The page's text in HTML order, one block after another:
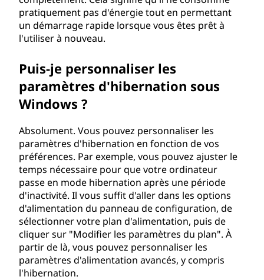
pratiquement pas d'énergie tout en permettant
un démarrage rapide lorsque vous êtes prêt à
l'utiliser à nouveau.
Puis-je personnaliser les
paramètres d'hibernation sous
Windows ?
Absolument. Vous pouvez personnaliser les
paramètres d'hibernation en fonction de vos
préférences. Par exemple, vous pouvez ajuster le
temps nécessaire pour que votre ordinateur
passe en mode hibernation après une période
d'inactivité. Il vous suffit d'aller dans les options
d'alimentation du panneau de configuration, de
sélectionner votre plan d'alimentation, puis de
cliquer sur "Modifier les paramètres du plan". À
partir de là, vous pouvez personnaliser les
paramètres d'alimentation avancés, y compris
l'hibernation.